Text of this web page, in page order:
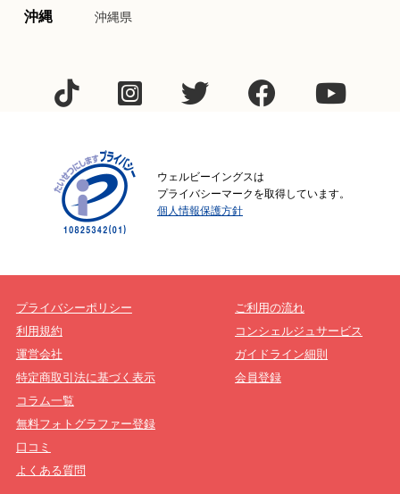
沖縄 沖縄県
ウェルビーイングスは
プライバシーマークを取得しています。
個人情報保護方針
プライバシーポリシー
利用規約
運営会社
特定商取引法に基づく表示
ご利用の流れ
コンシェルジュサービス
ガイドライン細則
会員登録
コラム一覧
無料フォトグラファー登録
口コミ
よくある質問